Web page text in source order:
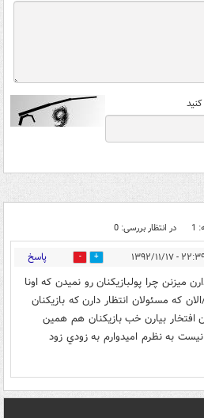
در انتظار بررسی: 0
- ۱۳۹۲/۱۱/۱۷ 0 پاسخ
چرا پولبازيكنان رو نميدن كه اونا
كه مسئولان انتظار دارن كه بازيكنان
بيارن خب بازيكنان هم همين
به نظرم اميدوارم به زودي زود